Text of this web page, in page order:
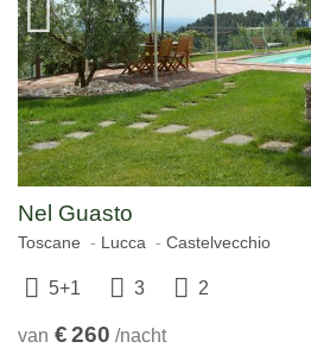
Nel Guasto
Toscane Lucca Castelvecchio
5+1 3 2
van €260 /nacht